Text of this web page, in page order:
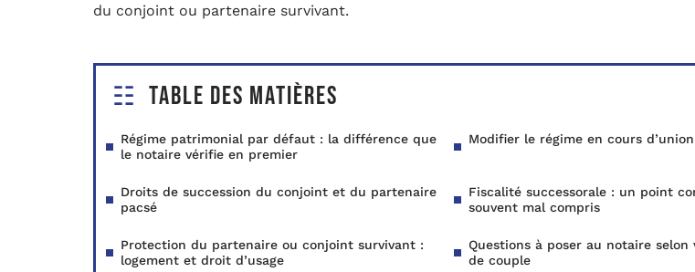
du conjoint ou partenaire survivant.
Table des matières
Régime patrimonial par défaut : la différence que
le notaire vérifie en premier
Modifier le régime en cours d’union
Droits de succession du conjoint et du partenaire
pacsé
Fiscalité successorale : un point
souvent mal compris
Protection du partenaire ou conjoint survivant :
logement et droit d’usage
Questions à poser au notaire
de couple